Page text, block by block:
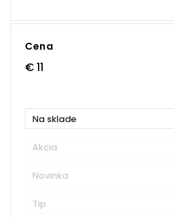
Cena
€11
Na sklade
Akcia
Novinka
Tip